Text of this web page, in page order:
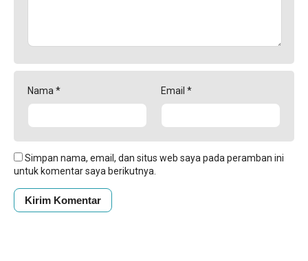
Nama * Email *
Simpan nama, email, dan situs web saya pada peramban ini
untuk komentar saya berikutnya.